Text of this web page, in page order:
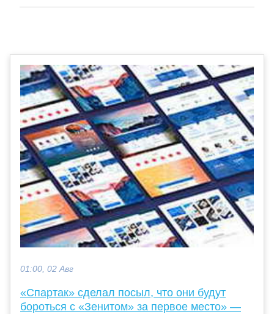
01:00, 02 Авг
«Спартак» сделал посыл, что они будут
бороться с «Зенитом» за первое место» —